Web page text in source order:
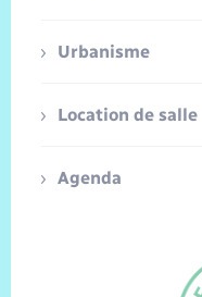
Urbanisme
Location de salle
Agenda